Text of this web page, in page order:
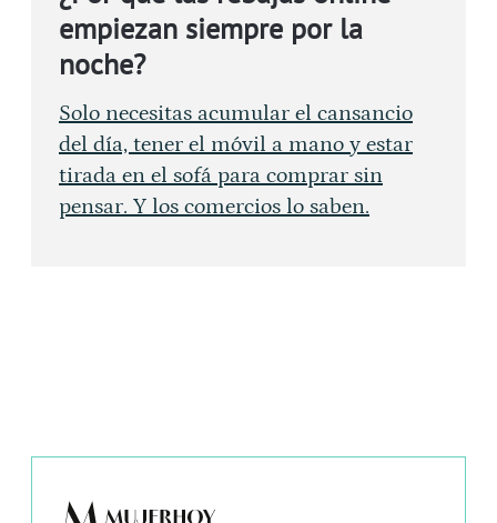
empiezan siempre por la
noche?
Solo necesitas acumular el cansancio
del día, tener el móvil a mano y estar
tirada en el sofá para comprar sin
pensar. Y los comercios lo saben.